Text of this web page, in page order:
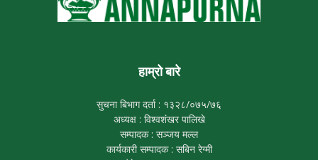
हाम्रो बारे
सुचना बिभाग दर्ता : १३२८/०७५/७६
अध्यक्ष : विश्वशंखर पालिखे
सम्पादक : सञ्जय मल्ल
कार्यकारी सम्पादक : सबिन रेग्मी